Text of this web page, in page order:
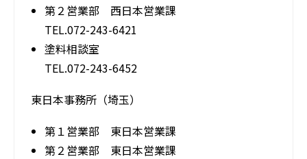
第２営業部 西日本営業課
TEL.072-243-6421
塗料相談室
TEL.072-243-6452
東日本事務所（埼玉）
第１営業部 東日本営業課
第２営業部 東日本営業課